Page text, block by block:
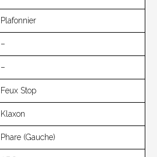
Plafonnier
–
–
Feux Stop
Klaxon
Phare (gauche)